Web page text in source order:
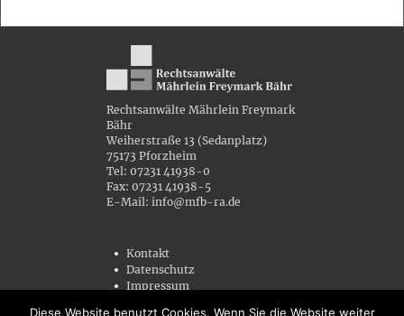
Rechtsanwälte Mährlein Freymark
Bähr
Weiherstraße 13 (Sedanplatz)
75173 Pforzheim
Tel: 07231 41938-0
Fax: 07231 41938-5
E-Mail: info@mfb-ra.de
Kontakt
Datenschutz
Impressum
Unfallbericht
Diese Website benutzt Cookies. Wenn Sie die Website weiter